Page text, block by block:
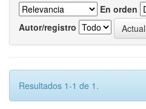
En orden
Autor/registro
Resultados 1-1 de 1.